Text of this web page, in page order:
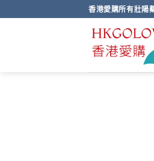
to
香港愛購所有壯陽